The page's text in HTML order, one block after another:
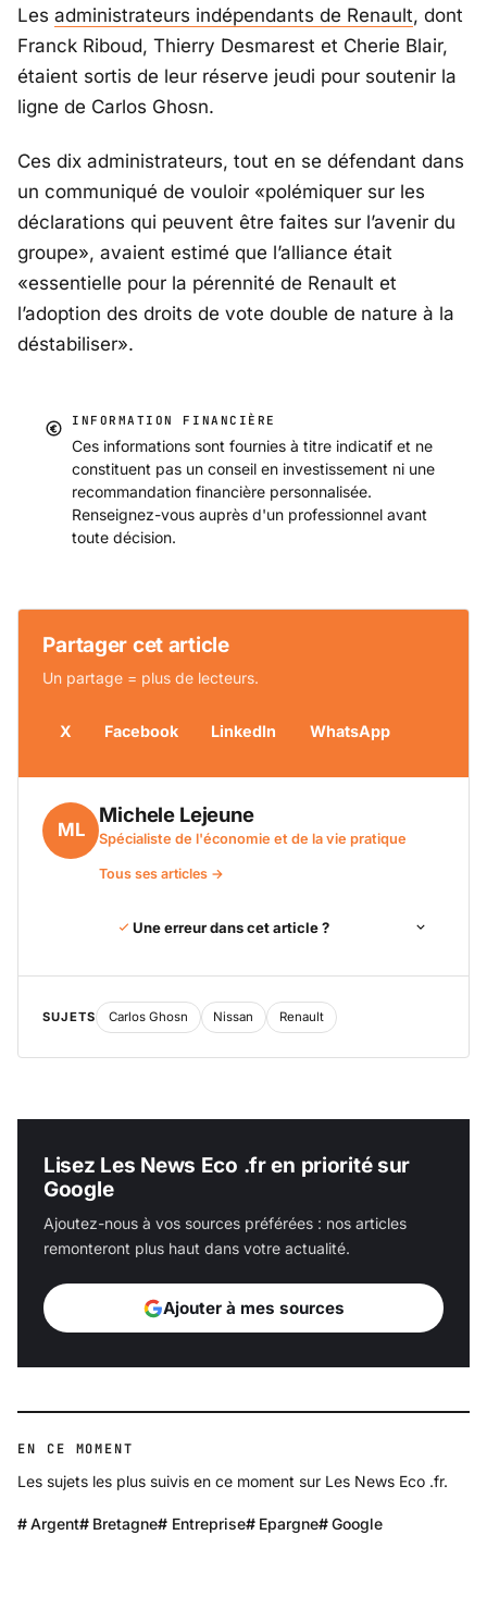
Les administrateurs indépendants de Renault, dont
Franck Riboud, Thierry Desmarest et Cherie Blair,
étaient sortis de leur réserve jeudi pour soutenir la
ligne de Carlos Ghosn.
Ces dix administrateurs, tout en se défendant dans
un communiqué de vouloir «polémiquer sur les
déclarations qui peuvent être faites sur l’avenir du
groupe», avaient estimé que l’alliance était
«essentielle pour la pérennité de Renault et
l’adoption des droits de vote double de nature à la
déstabiliser».
INFORMATION FINANCIÈRE
Ces informations sont fournies à titre indicatif et ne
constituent pas un conseil en investissement ni une
recommandation financière personnalisée.
Renseignez-vous auprès d'un professionnel avant
toute décision.
Partager cet article
Un partage = plus de lecteurs.
X Facebook LinkedIn WhatsApp
ML
Michele Lejeune
Spécialiste de l'économie et de la vie pratique
Tous ses articles →
Une erreur dans cet article ?
SUJETS Carlos Ghosn Nissan Renault
Lisez Les News Eco .fr en priorité sur
Google
Ajoutez-nous à vos sources préférées : nos articles
remonteront plus haut dans votre actualité.
Ajouter à mes sources
EN CE MOMENT
Les sujets les plus suivis en ce moment sur Les News Eco .fr.
Argent Bretagne Entreprise Epargne Google